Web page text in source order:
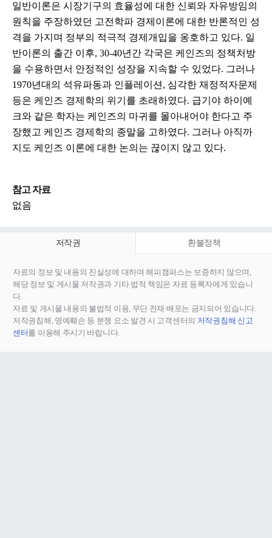
일반이론은 시장기구의 효율성에 대한 신뢰와 자유방임의
원칙을 주장하였던 고전학파 경제이론에 대한 반론적인 성
격을 가지며 정부의 적극적 경제개입을 옹호하고 있다. 일
반이론의 출간 이후, 30-40년간 각국은 케인즈의 정책처방
을 수용하면서 안정적인 성장을 지속할 수 있었다. 그러나
1970년대의 석유파동과 인플레이션, 심각한 재정적자문제
등은 케인즈 경제학의 위기를 초래하였다. 급기야 하이예
크와 같은 학자는 케인즈의 마귀를 몰아내어야 한다고 주
장했고 케인즈 경제학의 종말을 고하였다. 그러나 아직까
지도 케인즈 이론에 대한 논의는 끊이지 않고 있다.
참고 자료
없음
저작권 환불정책
자료의 정보 및 내용의 진실성에 대하여 해피캠퍼스는 보증하지 않으며,
해당 정보 및 게시물 저작권과 기타 법적 책임은 자료 등록자에게 있습니
다.
자료 및 게시물 내용의 불법적 이용, 무단 전재∙배포는 금지되어 있습니다.
저작권침해, 명예훼손 등 분쟁 요소 발견 시 고객센터의 저작권침해 신고
센터를 이용해 주시기 바랍니다.